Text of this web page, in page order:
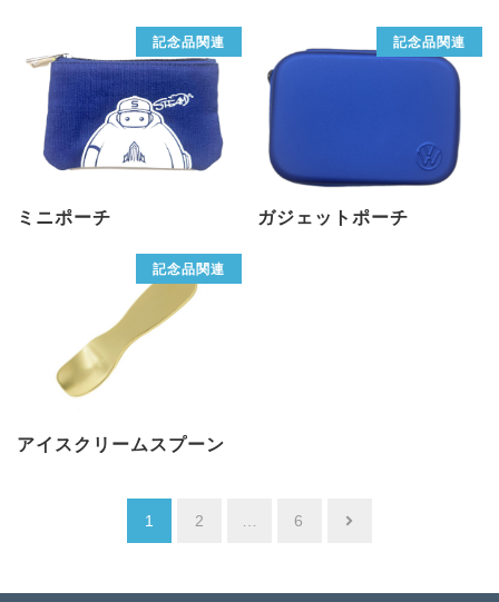
記念品関連
ミニポーチ
記念品関連
ガジェットポーチ
記念品関連
アイスクリームスプーン
の
1 2 6